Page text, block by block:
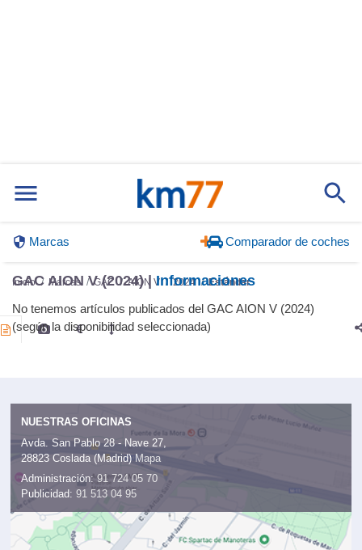
Marcas Comparador de coches
Inicio Marcas GAC AION V 2024 Estándar
GAC AION V (2024) |Informaciones
No tenemos artículos publicados del GAC AION V (2024)
(según la disponibilidad seleccionada)
NUESTRAS OFICINAS
Avda. San Pablo 28 - Nave 27,
28823 Coslada (Madrid) Mapa
Administración: 91 724 05 70
Publicidad: 91 513 04 95